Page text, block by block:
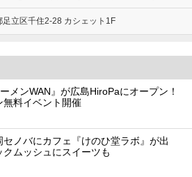
足立区千住2-28 カシェット1F
メンWAN』が広島HiroPaにオープン！
無料イベント開催
ノバにカフェ『けのひ堂ラボ』が出
クムッシュにスイーツも